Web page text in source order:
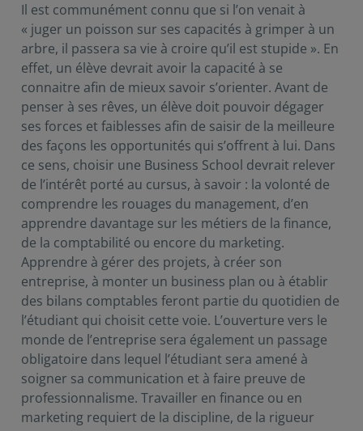
Il est communément connu que si l’on venait à
« juger un poisson sur ses capacités à grimper à un
arbre, il passera sa vie à croire qu’il est stupide ». En
effet, un élève devrait avoir la capacité à se
connaitre afin de mieux savoir s’orienter. Avant de
penser à ses rêves, un élève doit pouvoir dégager
ses forces et faiblesses afin de saisir de la meilleure
des façons les opportunités qui s’offrent à lui. Dans
ce sens, choisir une Business School devrait relever
de l’intérêt porté au cursus, à savoir : la volonté de
comprendre les rouages du management, d’en
apprendre davantage sur les métiers de la finance,
de la comptabilité ou encore du marketing.
Apprendre à gérer des projets, à créer son
entreprise, à monter un business plan ou à établir
des bilans comptables feront partie du quotidien de
l’étudiant qui choisit cette voie. L’ouverture vers le
monde de l’entreprise sera également un passage
obligatoire dans lequel l’étudiant sera amené à
soigner sa communication et à faire preuve de
professionnalisme. Travailler en finance ou en
marketing requiert de la discipline, de la rigueur